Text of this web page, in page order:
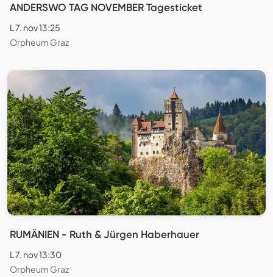
ANDERSWO TAG NOVEMBER Tagesticket
L 7. nov 13:25
Orpheum Graz
RUMÄNIEN - Ruth & Jürgen Haberhauer
L 7. nov 13:30
Orpheum Graz